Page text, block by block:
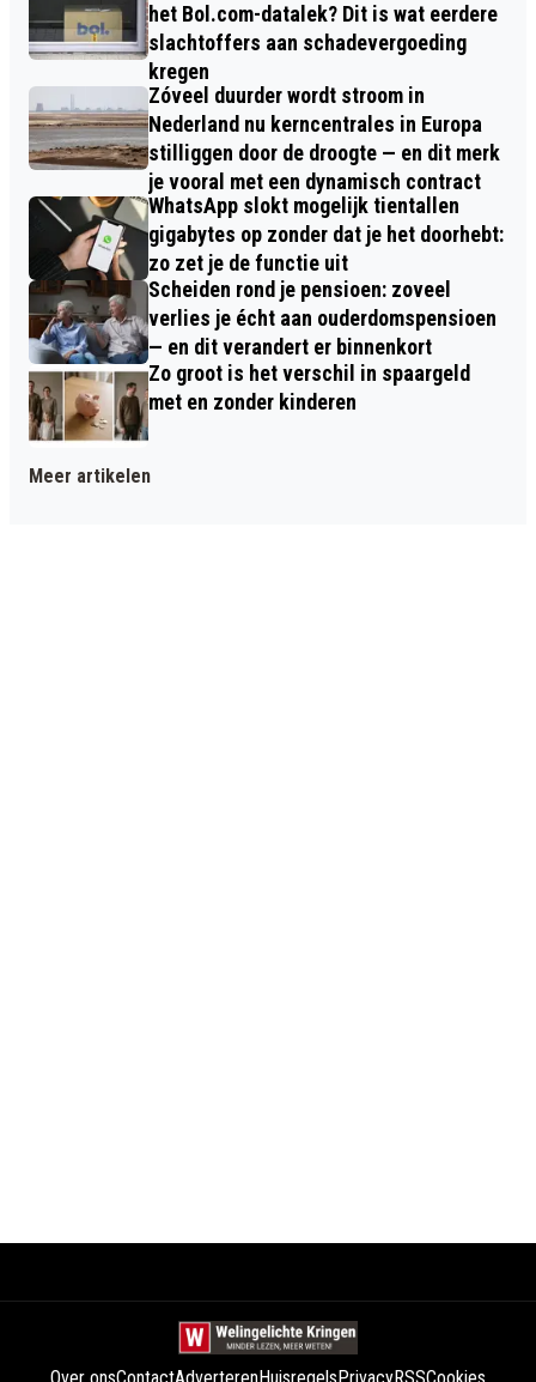
het Bol.com-datalek? Dit is wat eerdere
slachtoffers aan schadevergoeding
kregen
Zóveel duurder wordt stroom in
Nederland nu kerncentrales in Europa
stilliggen door de droogte — en dit merk
je vooral met een dynamisch contract
WhatsApp slokt mogelijk tientallen
gigabytes op zonder dat je het doorhebt:
zo zet je de functie uit
Scheiden rond je pensioen: zoveel
verlies je écht aan ouderdomspensioen
— en dit verandert er binnenkort
Zo groot is het verschil in spaargeld
met en zonder kinderen
Meer artikelen